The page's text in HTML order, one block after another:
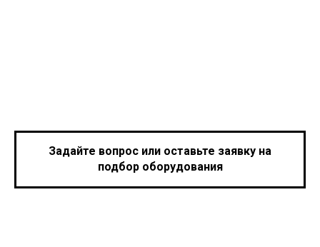
Задайте вопрос или оставьте заявку на
подбор оборудования